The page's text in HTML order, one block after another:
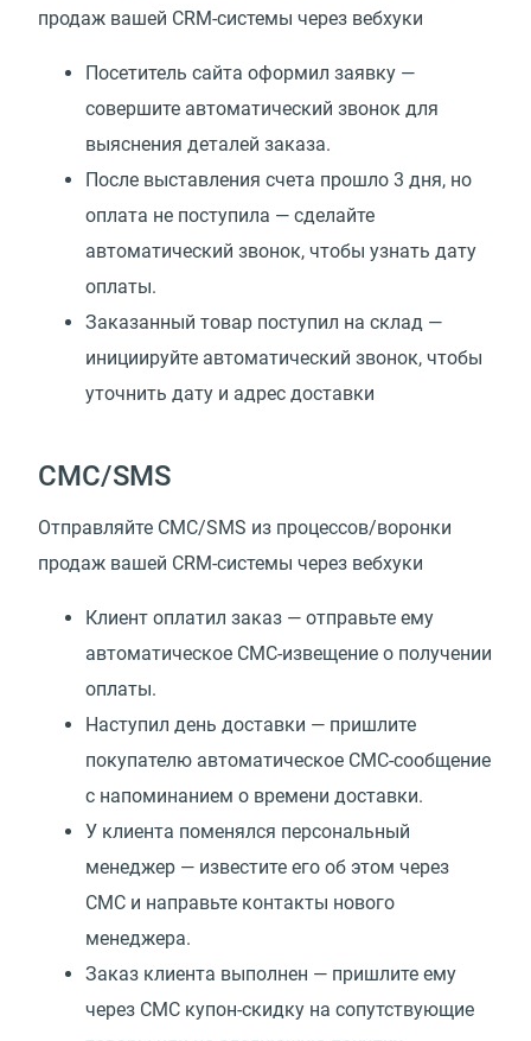
продаж вашей CRM-системы через вебхуки
Посетитель сайта оформил заявку —
совершите автоматический звонок для
выяснения деталей заказа.
После выставления счета прошло 3 дня, но
оплата не поступила — сделайте
автоматический звонок, чтобы узнать дату
оплаты.
Заказанный товар поступил на склад —
инициируйте автоматический звонок, чтобы
уточнить дату и адрес доставки
СМС/SMS
Отправляйте СМС/SMS из процессов/воронки
продаж вашей CRM-системы через вебхуки
Клиент оплатил заказ — отправьте ему
автоматическое СМС-извещение о получении
оплаты.
Наступил день доставки — пришлите
покупателю автоматическое СМС-сообщение
с напоминанием о времени доставки.
У клиента поменялся персональный
менеджер — известите его об этом через
СМС и направьте контакты нового
менеджера.
Заказ клиента выполнен — пришлите ему
через СМС купон-скидку на сопутствующие